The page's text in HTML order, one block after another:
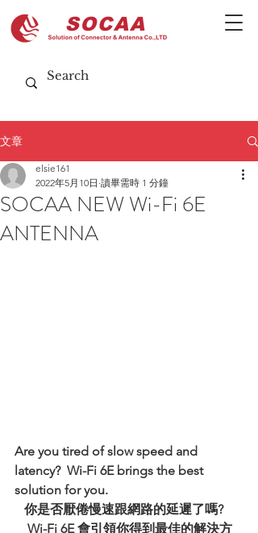
文章
SOCAA NEW Wi-Fi 6E
ANTENNA
elsie161
2022年5月10日 讀畢需時 1 分鐘
Are you tired of slow speed and
latency?  Wi-Fi 6E brings the best
solution for you.
   你是否厭倦慢速跟網路的延遲了嗎?
Wi-Fi 6E 會引領你得到最佳的解決方